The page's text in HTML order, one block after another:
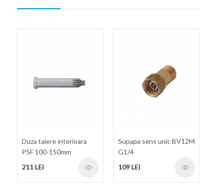
Duza taiere interioara
PSF 100-150mm
211 LEI
Supapa sens unic BV12M
G1/4
109 LEI